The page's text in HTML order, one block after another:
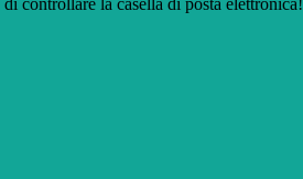
controllare la casella di posta elettronica!